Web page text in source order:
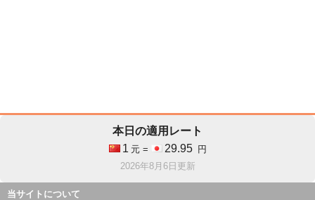
本日の適用レート
1 元 = 29.95
円
2026年8月6日更新
当サイトについて